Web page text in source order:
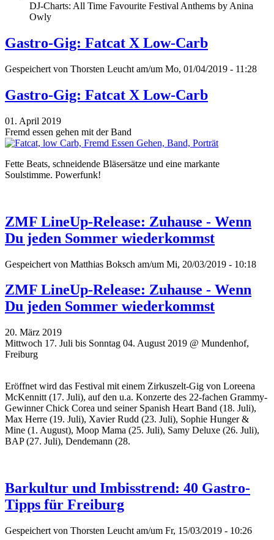
DJ-Charts: All Time Favourite Festival Anthems by Anina
Owly
Gastro-Gig: Fatcat X Low-Carb
Gespeichert von Thorsten Leucht am/um Mo, 01/04/2019 - 11:28
Gastro-Gig: Fatcat X Low-Carb
01. April 2019
Fremd essen gehen mit der Band
Fette Beats, schneidende Bläsersätze und eine markante
Soulstimme. Powerfunk!
ZMF LineUp-Release: Zuhause - Wenn
Du jeden Sommer wiederkommst
Gespeichert von Matthias Boksch am/um Mi, 20/03/2019 - 10:18
ZMF LineUp-Release: Zuhause - Wenn
Du jeden Sommer wiederkommst
20. März 2019
Mittwoch 17. Juli bis Sonntag 04. August 2019 @ Mundenhof,
Freiburg
Eröffnet wird das Festival mit einem Zirkuszelt-Gig von Loreena
McKennitt (17. Juli), auf den u.a. Konzerte des 22-fachen Grammy-
Gewinner Chick Corea und seiner Spanish Heart Band (18. Juli),
Max Herre (19. Juli), Xavier Rudd (23. Juli), Sophie Hunger &
Mine (1. August), Moop Mama (25. Juli), Samy Deluxe (26. Juli),
BAP (27. Juli), Dendemann (28.
Barkultur und Imbisstrend: 40 Gastro-
Tipps für Freiburg
Gespeichert von Thorsten Leucht am/um Fr, 15/03/2019 - 10:26